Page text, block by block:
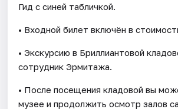
Гид с синей табличкой.
• Входной билет включён в
• Экскурсию в Бриллиантовой
сотрудник Эрмитажа.
• После посещения кладовой вы
музее и продолжить осмотр залов